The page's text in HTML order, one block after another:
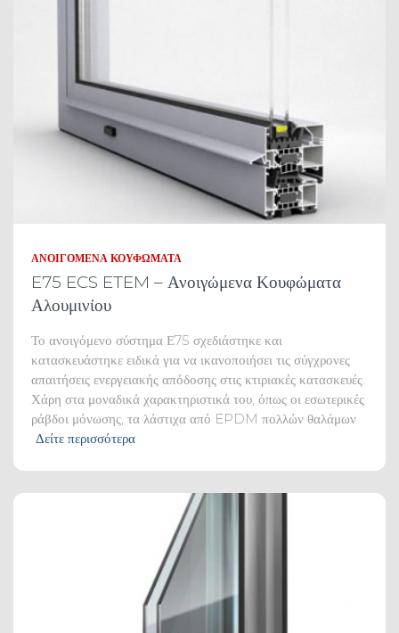
ΑΝΟΙΓΌΜΕΝΑ ΚΟΥΦΏΜΑΤΑ
E75 ECS ETEM – Ανοιγώμενα Κουφώματα
Αλουμινίου
Το ανοιγόμενο σύστημα Ε75 σχεδιάστηκε και
κατασκευάστηκε ειδικά για να ικανοποιήσει τις σύγχρονες
απαιτήσεις ενεργειακής απόδοσης στις κτιριακές κατασκευές.
Χάρη στα μοναδικά χαρακτηριστικά του, όπως οι εσωτερικές
ράβδοι μόνωσης, τα λάστιχα από EPDM πολλών θαλάμων
Δείτε περισσότερα